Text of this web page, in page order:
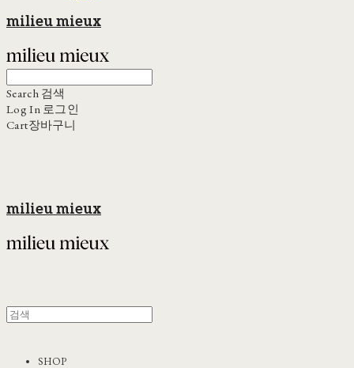
milieu mieux
Search 검색
Log In 로그인
Cart장바구니
milieu mieux
SHOP